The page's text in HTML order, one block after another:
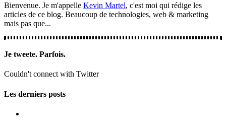
Bienvenue. Je m'appelle Kevin Martel, c'est moi qui rédige les
articles de ce blog. Beaucoup de technologies, web & marketing
mais pas que...
Je tweete. Parfois.
Couldn't connect with Twitter
Les derniers posts